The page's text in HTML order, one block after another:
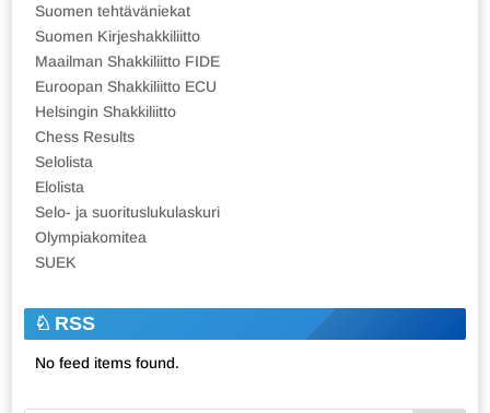
Suomen tehtäväniekat
Suomen Kirjeshakkiliitto
Maailman Shakkiliitto FIDE
Euroopan Shakkiliitto ECU
Helsingin Shakkiliitto
Chess Results
Selolista
Elolista
Selo- ja suorituslukulaskuri
Olympiakomitea
SUEK
RSS
No feed items found.